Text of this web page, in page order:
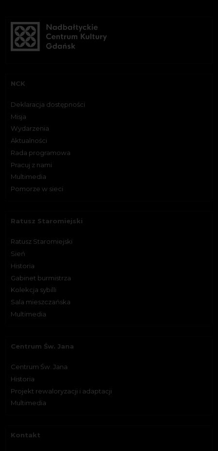
NCK
Deklaracja dostępności
Misja
Wydarzenia
Aktualności
Rada programowa
Pracuj z nami
Multimedia
Pomorze w sieci
Ratusz Staromiejski
Ratusz Staromiejski
Sień
Historia
Gabinet burmistrza
Kolekcja sybilli
Sala mieszczańska
Multimedia
Centrum Św. Jana
Centrum Św. Jana
Historia
Projekt rewaloryzacji i adaptacji
Multimedia
Kontakt